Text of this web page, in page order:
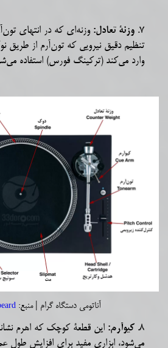
7
. وزنۀ تعادل: وزنه‌ای که در انتهای
تنظیم دقیق نیرویی که تون‌آرم از طریق
وارد می‌کند (ترکینگ فورس) استفاده
آناتومی دستگاه گرام | منبع:
8. کیو‌آرم: این قطعۀ کوچک که اهرم
می‌شود، ابزاری مفید برای افزایش طول